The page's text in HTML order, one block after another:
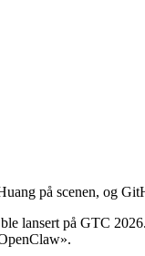
på scenen, og
på GTC